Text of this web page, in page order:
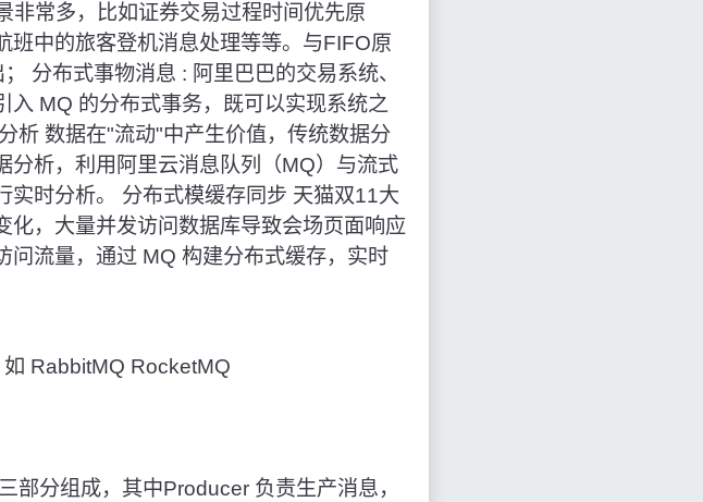
非常多，比如证券交易过程时间优先原
班中的旅客登机消息处理等等。与FIFO原
分布式事物消息 : 阿里巴巴的交易系统、
入 MQ 的分布式事务，既可以实现系统之
析 数据在"流动"中产生价值，传统数据分
分析，利用阿里云消息队列（MQ）与流式
实时分析。 分布式模缓存同步 天猫双11大
，大量并发访问数据库导致会场页面响应
问流量，通过 MQ 构建分布式缓存，实时
RabbitMQ RocketMQ
分组成，其中Producer 负责生产消息，